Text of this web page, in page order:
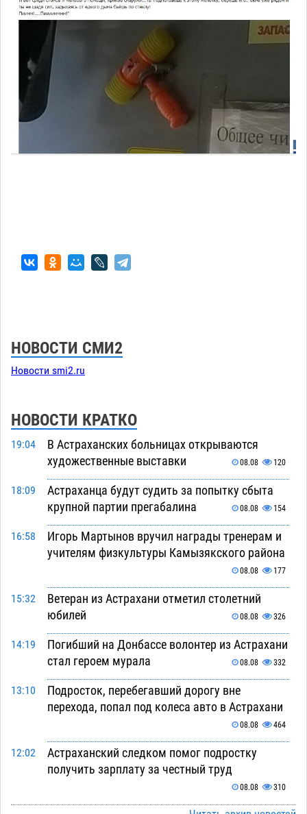
НОВОСТИ СМИ2
Новости smi2.ru
НОВОСТИ КРАТКО
19:04
В Астраханских больницах открываются
художественные выставки
08.08 120
18:09
Астраханца будут судить за попытку сбыта
крупной партии прегабалина
08.08 154
16:58
Игорь Мартынов вручил награды тренерам и
учителям физкультуры Камызякского района
08.08 177
15:32
Ветеран из Астрахани отметил столетний
юбилей
08.08 326
14:19
Погибший на Донбассе волонтер из Астрахани
стал героем мурала
08.08 332
13:10
Подросток, перебегавший дорогу вне
перехода, попал под колеса авто в Астрахани
08.08 464
12:02
Астраханский следком помог подростку
получить зарплату за честный труд
08.08 310